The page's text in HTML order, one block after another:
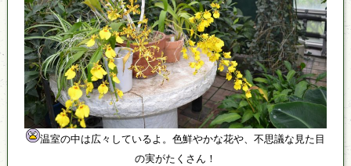
温室の中は広々しているよ。色鮮やかな花や、不思議な見た目
の実がたくさん！